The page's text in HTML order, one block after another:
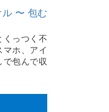
〜 包む
っつく不
ホ、アイ
包んで収